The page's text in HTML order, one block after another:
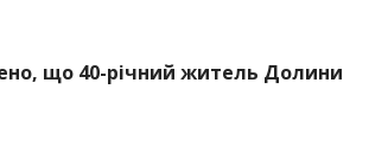
що 40-річний житель Долини